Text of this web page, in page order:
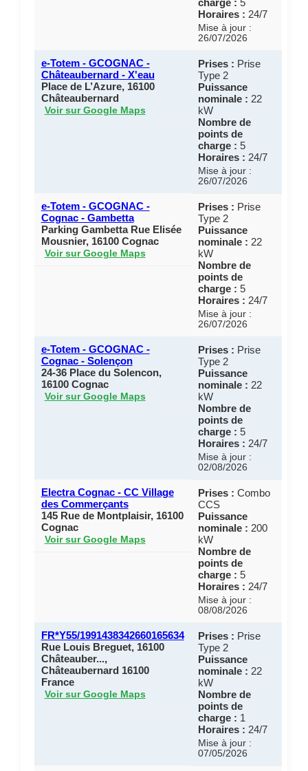
Horaires : 24/7
Mise à jour :
26/07/2026
e-Totem - GCOGNAC -
Châteaubernard - X'eau
Place de L’Azure, 16100
Châteaubernard
Voir sur Google Maps
Prises : Prise
Type 2
Puissance
nominale : 22
kW
Nombre de
points de
charge : 5
Horaires : 24/7
Mise à jour :
26/07/2026
e-Totem - GCOGNAC -
Cognac - Gambetta
Parking Gambetta Rue Elisée
Mousnier, 16100 Cognac
Voir sur Google Maps
Prises : Prise
Type 2
Puissance
nominale : 22
kW
Nombre de
points de
charge : 5
Horaires : 24/7
Mise à jour :
26/07/2026
e-Totem - GCOGNAC -
Cognac - Solençon
24-36 Place du Solencon,
16100 Cognac
Voir sur Google Maps
Prises : Prise
Type 2
Puissance
nominale : 22
kW
Nombre de
points de
charge : 5
Horaires : 24/7
Mise à jour :
02/08/2026
Electra Cognac - CC Village
des Commerçants
145 Rue de Montplaisir, 16100
Cognac
Voir sur Google Maps
Prises : Combo
CCS
Puissance
nominale : 200
kW
Nombre de
points de
charge : 5
Horaires : 24/7
Mise à jour :
08/08/2026
FR*Y55/1991438342660165634
Rue Louis Breguet, 16100
Châteauber...,
Châteaubernard 16100
France
Voir sur Google Maps
Prises : Prise
Type 2
Puissance
nominale : 22
kW
Nombre de
points de
charge : 1
Horaires : 24/7
Mise à jour :
07/05/2026